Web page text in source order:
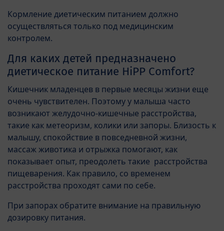
Кормление диетическим питанием должно
осуществляться только под медицинским
контролем.
Для каких детей предназначено
диетическое питание HiPP Comfort?
Кишечник младенцев в первые месяцы жизни еще
очень чувствителен. Поэтому у малыша часто
возникают желудочно-кишечные расстройства,
такие как метеоризм, колики или запоры. Близость к
малышу, спокойствие в повседневной жизни,
массаж животика и отрыжка помогают, как
показывает опыт, преодолеть такие расстройства
пищеварения. Как правило, со временем
расстройства проходят сами по себе.
При запорах обратите внимание на правильную
дозировку питания.